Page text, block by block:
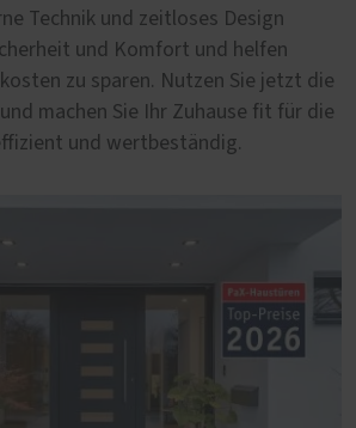
Technik und zeitloses Design
und Komfort und helfen
zu sparen. Nutzen Sie jetzt die
machen Sie Ihr Zuhause fit für die
und wertbeständig.